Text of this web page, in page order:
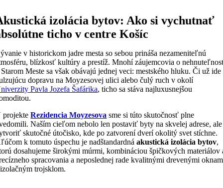
izolácia bytov: Ako si vychutnať
ticho v centre Košíc
v historickom jadre mesta so sebou prináša nezameniteľnú
blízkosť kultúry a prestíž. Mnohí záujemcovia o
Meste sa však obávajú jednej veci: mestského hluku. Či už ide
dopravu na Moyzesovej ulici alebo čulý ruch v okolí
Pavla Jozefa Šafárika, ticho sa stáva najluxusnejšou
projekteRezidencia Moyzesova sme si túto skutočnosť plne
Naším cieľom nebolo len postaviť byty na skvelej adrese, ale
skutočné útočisko, kde po zatvorení dverí okolitý svet stíchne.
k tomuto úspechu je nadštandardnáakustická izolácia bytov,
dosahujeme širokými múrmi, kombináciou špičkových materiálov
spracovania a neposlednej rade kvalitnými drevenými
trojsklom.